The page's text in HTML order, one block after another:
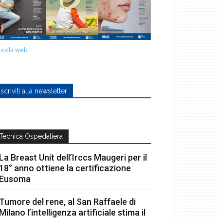
web
alla newsletter
Ospedaliera
Breast Unit dell’Irccs Maugeri per il
anno ottiene la certificazione
del rene, al San Raffaele di
l’intelligenza artificiale stima il